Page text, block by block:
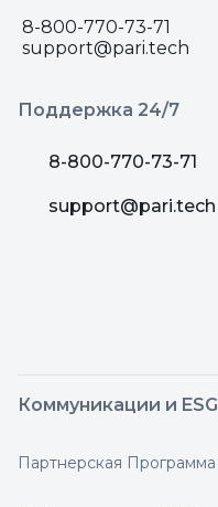
8-800-770-73-71
support@pari.tech
Поддержка 24/7
8-800-770-73-71
support@pari.tech
Коммуникации и ESG
Партнерская Программа